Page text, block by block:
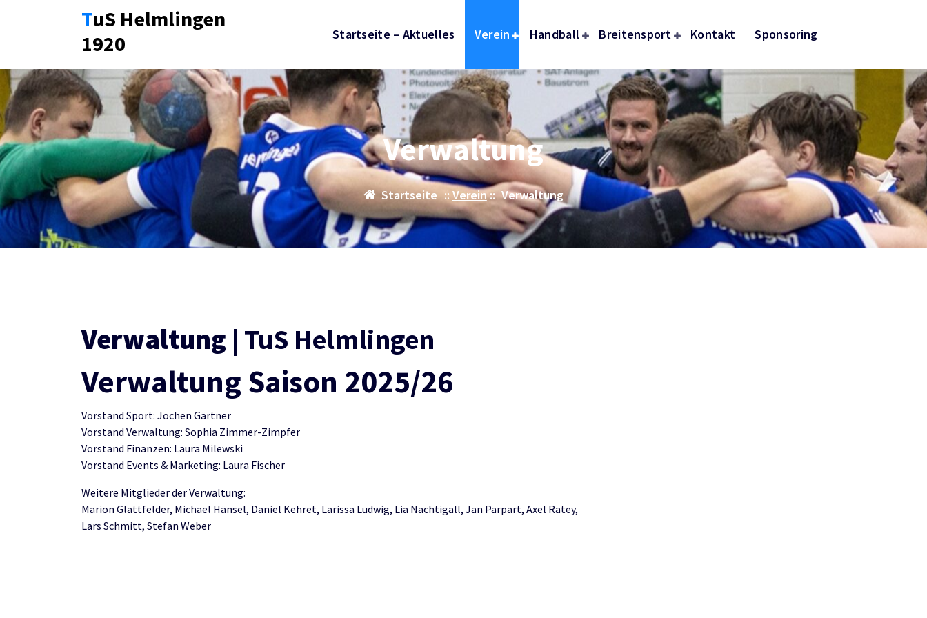
TuS Helmlingen
1920
Startseite – Aktuelles Verein Handball Breitensport Kontakt Sponsoring
Verwaltung
Startseite :: Verein:: Verwaltung
Verwaltung | TuS Helmlingen
Verwaltung Saison 2025/26
Vorstand Sport: Jochen Gärtner
Vorstand Verwaltung: Sophia Zimmer-Zimpfer
Vorstand Finanzen: Laura Milewski
Vorstand Events & Marketing: Laura Fischer
Weitere Mitglieder der Verwaltung:
Marion Glattfelder, Michael Hänsel, Daniel Kehret, Larissa Ludwig, Lia Nachtigall, Jan Parpart, Axel Ratey,
Lars Schmitt, Stefan Weber